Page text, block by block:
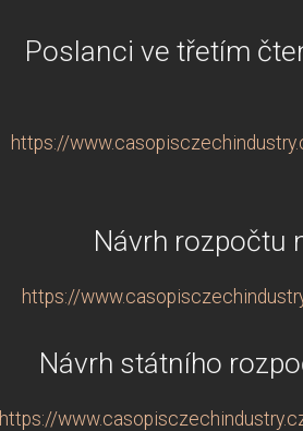
Poslanci ve třetím
https://
Návrh rozpočtu
https://
Návrh státního
https://